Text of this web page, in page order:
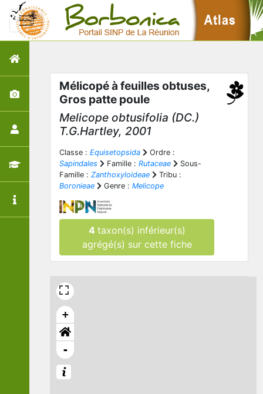
Mélicopé à feuilles obtuses,
Gros patte poule
Melicope obtusifolia (DC.)
T.G.Hartley, 2001
Classe : Equisetopsida
Ordre :
Sapindales
Famille : Rutaceae
Sous-
Famille : Zanthoxyloideae
Tribu :
Boronieae
Genre : Melicope
4 taxon(s) inférieur(s)
agrégé(s) sur cette fiche
+
-